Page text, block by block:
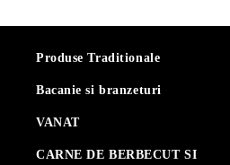
Produse Traditionale
Bacanie si branzeturi
VANAT
CARNE DE BERBECUT SI